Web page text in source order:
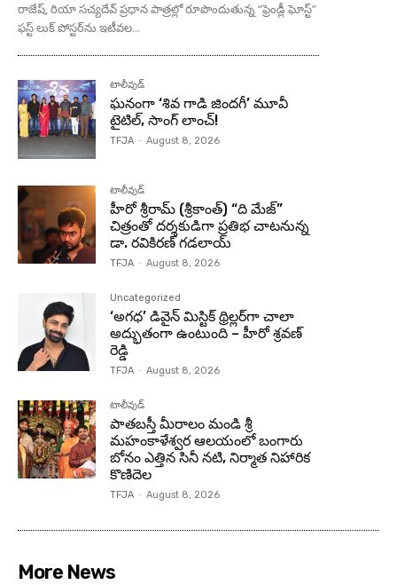
రాజేష్, రియా సచ్యదేవ్ ప్రధాన పాత్రల్లో రూపొందుతున్న “ఫ్రెండ్లీ ఘోస్ట్”
ఫస్ట్ లుక్ పోస్టర్‌ను ఇటీవల...
టాలీవుడ్
ఘనంగా ‘శివ గాడి జింద‌గీ’ మూవీ
టైటిల్, సాంగ్ లాంచ్!
TFJA - August 8, 2026
టాలీవుడ్
హీరో శ్రీరామ్ (శ్రీకాంత్) “ది మేజ్”
చిత్రంతో దర్శకుడిగా ప్రతిభ చాటనున్న
డా. రవికిరణ్ గడలాయ్
TFJA - August 8, 2026
Uncategorized
‘అగధ’ డివైన్ మిస్టిక్ థ్రిల్లర్‌గా చాలా
అద్భుతంగా ఉంటుంది – హీరో శ్రవణ్
రెడ్డి
TFJA - August 8, 2026
టాలీవుడ్
పాతబస్తీ మీరాలం మండి శ్రీ
మహంకాళేశ్వర ఆలయంలో బంగారు
బోనం ఎత్తిన సినీ నటి, నిర్మాత నిహారిక
కొణిదెల
TFJA - August 8, 2026
More News